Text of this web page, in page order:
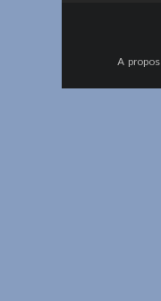
A propos